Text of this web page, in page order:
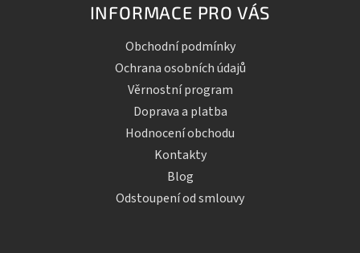
INFORMACE PRO VÁS
Obchodní podmínky
Ochrana osobních údajů
Věrnostní program
Doprava a platba
Hodnocení obchodu
Kontakty
Blog
Odstoupení od smlouvy